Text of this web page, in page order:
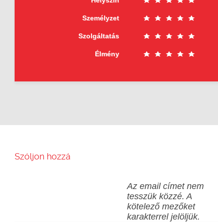
Személyzet
Szolgáltatás
Élmény
Szóljon hozzá
Az email címet nem
tesszük közzé. A
kötelező mezőket
karakterrel jelöljük.